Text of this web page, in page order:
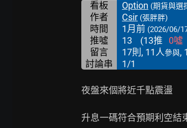
看板 Option (期貨與選
作者 Csir (張胖胖)
時間 1月前 (2026/06/
推噓 13 (13推 0噓
留言
17則, 11人參與,
討論串 1/1
夜盤來個將近千點震盪
升息一碼符合預期利空結